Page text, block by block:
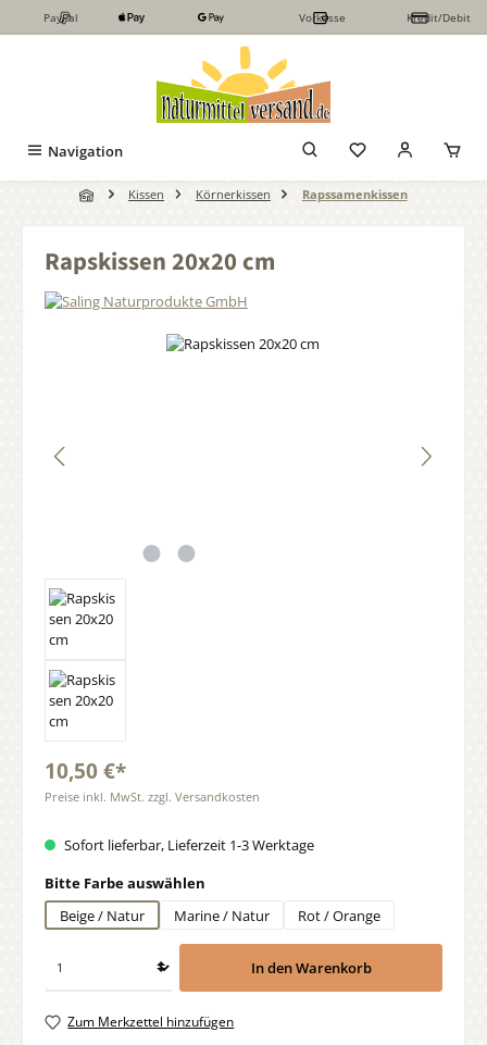
Zum Hauptinhalt springen
PayPal Vorkasse Kredit/Debit
Navigation
Kissen Körnerkissen Rapssamenkissen
Rapskissen 20x20 cm
Bildergalerie überspringen
10,50 €*
Preise inkl. MwSt. zzgl. Versandkosten
Sofort lieferbar, Lieferzeit 1-3 Werktage
Bitte Farbe auswählen
Beige / Natur
Marine / Natur Rot / Orange
In den Warenkorb
Zum Merkzettel hinzufügen